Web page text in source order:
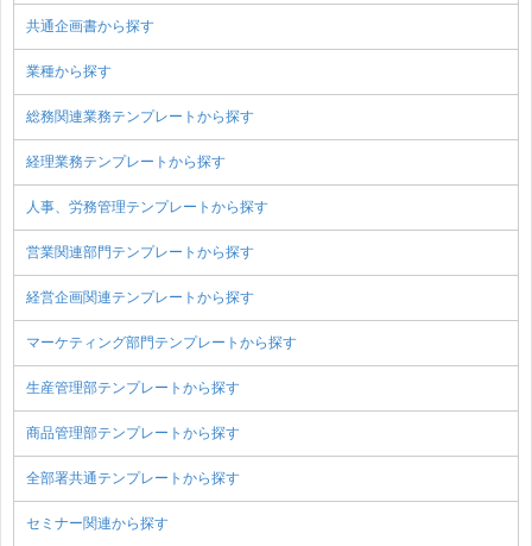
共通企画書から探す
業種から探す
総務関連業務テンプレートから探す
経理業務テンプレートから探す
人事、労務管理テンプレートから探す
営業関連部門テンプレートから探す
経営企画関連テンプレートから探す
マーケティング部門テンプレートから探す
生産管理部テンプレートから探す
商品管理部テンプレートから探す
全部署共通テンプレートから探す
セミナー関連から探す